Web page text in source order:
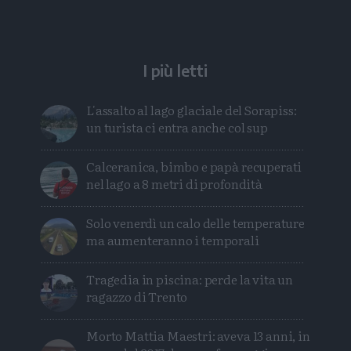
I più letti
L'assalto al lago glaciale del Sorapiss:
un turista ci entra anche col sup
Calceranica, bimbo e papà recuperati
nel lago a 8 metri di profondità
Solo venerdì un calo delle temperature
ma aumenteranno i temporali
Tragedia in piscina: perde la vita un
ragazzo di Trento
Morto Mattia Maestri: aveva 13 anni, in